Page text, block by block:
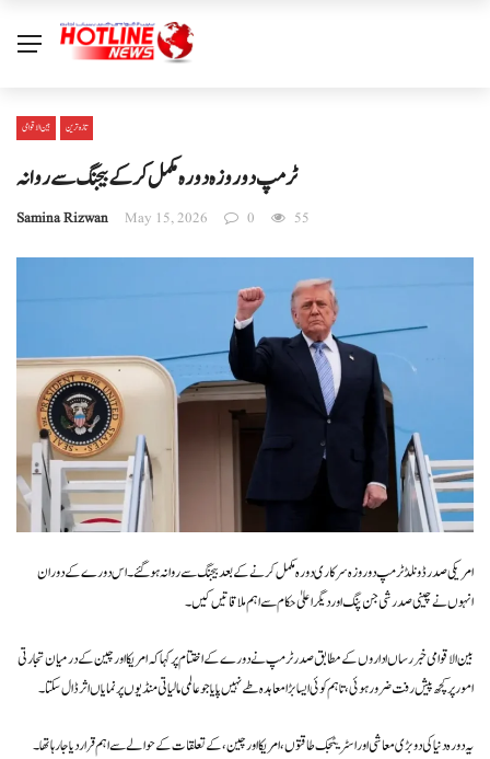
بین الا قوامی تازہ ترین
ٹرمپ دو روزہ دورہ مکمل کرکے بیجنگ سے روانہ
Samina Rizwan May 15, 2026 0 55
امریکی صدر ڈونلڈ ٹرمپ دو روزہ سرکاری دورہ مکمل کرنے کے بعد بیجنگ سے روانہ ہو گئے۔ اس دورے کے دوران
انہوں نے چینی صدر شی جن پنگ اور دیگر اعلیٰ حکام سے اہم ملاقاتیں کیں۔
بین الاقوامی خبر رساں اداروں کے مطابق صدر ٹرمپ نے دورے کے اختتام پر کہا کہ امریکا اور چین کے درمیان تجارتی
امور پر کچھ پیش رفت ضرور ہوئی، تاہم کوئی ایسا بڑا معاہدہ طے نہیں پایا جو عالمی مالیاتی منڈیوں پر نمایاں اثر ڈال سکتا۔
یہ دورہ دنیا کی دو بڑی معاشی اور اسٹریٹجک طاقتوں، امریکا اور چین، کے تعلقات کے حوالے سے اہم قرار دیا جا رہا تھا۔